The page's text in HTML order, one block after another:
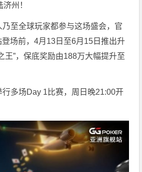
州！
乃至全球玩家都参与这场盛会，官
场前，4月13日至6月15日推出升
王”，保底奖励由188万大幅提升至
行多场Day 1比赛，周日晚21:00开